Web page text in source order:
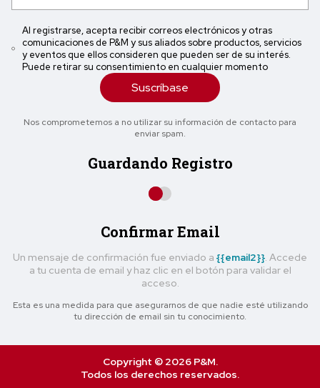
Al registrarse, acepta recibir correos electrónicos y otras
comunicaciones de P&M y sus aliados sobre productos, servicios
y eventos que ellos consideren que pueden ser de su interés.
Puede retirar su consentimiento en cualquier momento
Suscríbase
Nos comprometemos a no utilizar su información de contacto para
enviar spam.
Guardando Registro
Confirmar Email
Un mensaje de confirmación fue enviado a {{email2}}. Accede
a tu cuenta de email y haz clic en el botón para validar el
acceso.
Esta es una medida para que asegurarnos de que nadie esté utilizando
tu dirección de email sin tu conocimiento.
Copyright © 2026 P&M.
Todos los derechos reservados.